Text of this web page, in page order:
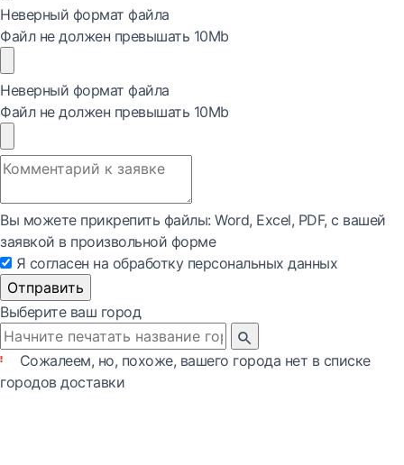
Неверный формат файла
Файл не должен превышать 10Mb
Неверный формат файла
Файл не должен превышать 10Mb
Вы можете прикрепить файлы: Word, Exсel, PDF, с вашей
заявкой в произвольной форме
Я согласен на обработку персональных данных
Отправить
Выберите ваш город
Сожалеем, но, похоже, вашего города нет в списке
городов доставки